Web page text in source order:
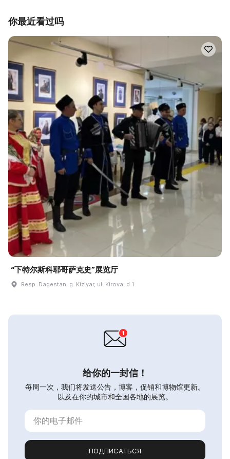
你最近看过吗
“下特尔斯科耶哥萨克史”展览厅
Resp. Dagestan, g. Kizlyar, ul. Kirova, d 1
给你的一封信！
每周一次，我们将发送公告，博客，促销和博物馆更新。
以及在你的城市和全国各地的展览。
ПОДПИСАТЬСЯ